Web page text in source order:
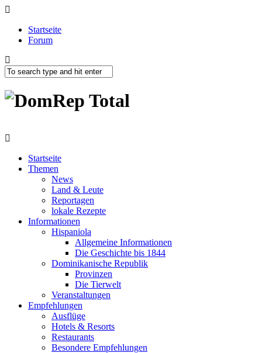
Startseite
Forum
Startseite
Themen
News
Land & Leute
Reportagen
lokale Rezepte
Informationen
Hispaniola
Allgemeine Informationen
Die Geschichte bis 1844
Dominikanische Republik
Provinzen
Die Tierwelt
Veranstaltungen
Empfehlungen
Ausflüge
Hotels & Resorts
Restaurants
Besondere Empfehlungen